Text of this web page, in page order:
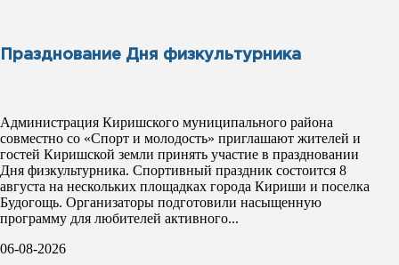
Празднование Дня физкультурника
Администрация Киришского муниципального района
совместно со «Спорт и молодость» приглашают жителей и
гостей Киришской земли принять участие в праздновании
Дня физкультурника. Спортивный праздник состоится 8
августа на нескольких площадках города Кириши и поселка
Будогощь. Организаторы подготовили насыщенную
программу для любителей активного...
06-08-2026